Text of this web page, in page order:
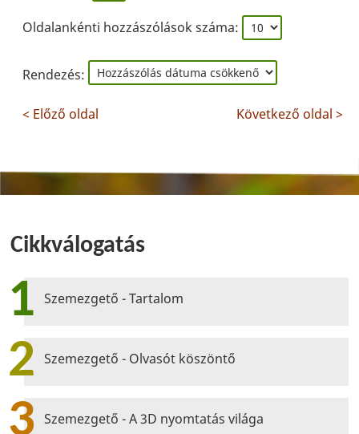
Oldalankénti hozzászólások száma:
Rendezés:
< Előző oldal Következő oldal >
Cikkválogatás
1 Szemezgető - Tartalom
2 Szemezgető - Olvasót köszöntő
3 Szemezgető - A 3D nyomtatás világa